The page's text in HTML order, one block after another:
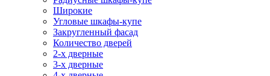
Широкие
Угловые шкафы-купе
Закругленный фасад
Количество дверей
2-х дверные
3-х дверные